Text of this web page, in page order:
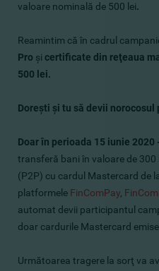
valoare nominală de 500 lei.
Reamintim că în cadrul
Pro şi certificate din reţeaua
500 lei.
Doreşti şi tu să devii norocosul
Doar în perioada 15 iunie 2020
transferă bani în valoare de 300
(P2P) cu cardul Mastercard de
platformele FinComPay
automat devii participantul
doar cardurile Mastercard
Următoarea tragere la sorţ va